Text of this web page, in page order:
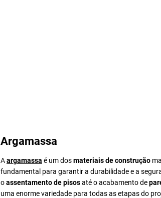
Argamassa
Aargamassa é um dosmateriais de construção
fundamental para garantir a durabilidade e a
oassentamento de pisosaté o acabamento de
uma enorme variedade para todas as etapas do